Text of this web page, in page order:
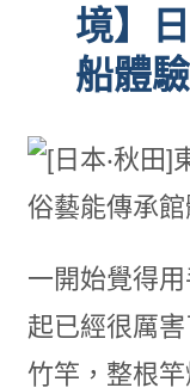
境】
船體
一開始覺得
起已經很厲
竹竿，整根